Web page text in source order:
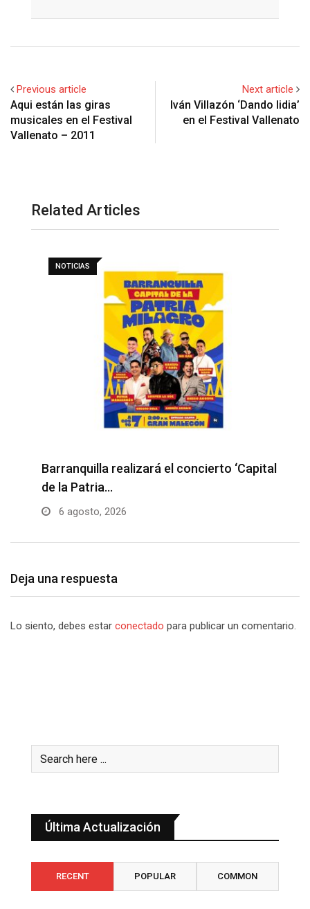
Previous article
Aqui están las giras
musicales en el Festival
Vallenato – 2011
Next article
Iván Villazón ‘Dando lidia’
en el Festival Vallenato
Related Articles
NOTICIAS
Barranquilla realizará el concierto ‘Capital
de la Patria…
6 agosto, 2026
Deja una respuesta
Lo siento, debes estar conectado para publicar un comentario.
Última Actualización
RECENT POPULAR COMMON